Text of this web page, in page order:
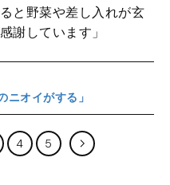
と野菜や差し入れが玄
謝しています」
ニオイがする」
4 5